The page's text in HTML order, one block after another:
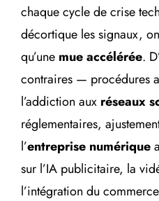
chaque cycle de crise
décortique les signaux,
qu’une mue accélérée.
contraires — procédures
l’addiction aux réseaux
réglementaires,
l’entreprise numérique
sur l’IA publicitaire, la
l’intégration du